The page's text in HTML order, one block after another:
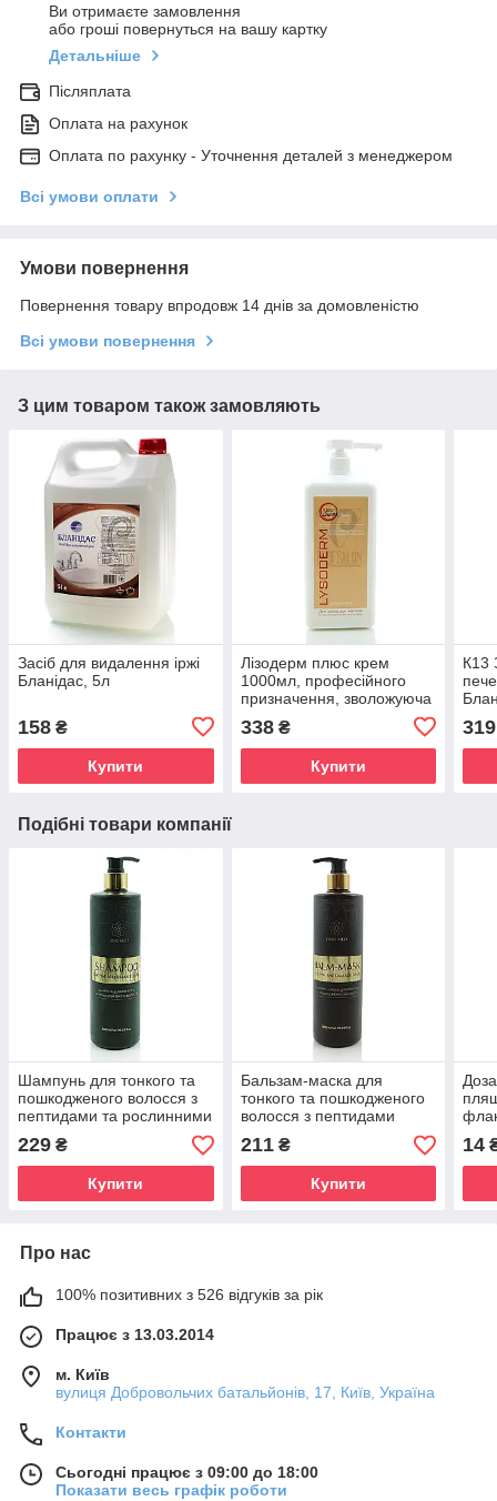
Ви отримаєте замовлення
або гроші повернуться на вашу картку
Детальніше
Післяплата
Оплата на рахунок
Оплата по рахунку - Уточнення деталей з менеджером
Всі умови оплати
Умови повернення
Повернення товару впродовж 14 днів за домовленістю
Всі умови повернення
З цим товаром також замовляють
Засіб для видалення іржі
Бланідас, 5л
158 ₴
Купити
Лізодерм плюс крем
1000мл, професійного
призначення, зволожуюча
338₴
Купити
К13
319
Подібні товари компанії
Шампунь для тонкого та
пошкодженого волосся з
пептидами та рослинними
екстрактами Lirio Med,
500мл
229 ₴
Купити
Бальзам-маска для
тонкого та пошкодженого
волосся з пептидами
LIRIO MED (Ліріо Мед),
500 мл
211₴
Купити
14
Про нас
100% позитивних з 526 відгуків за рік
Працює з 13.03.2014
м. Київ
вулиця Добровольчих батальйонів, 17, Київ, Україна
Контакти
Сьогодні працює з 09:00 до 18:00
Показати весь графік роботи